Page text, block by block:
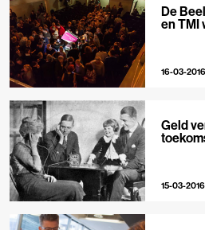
De
en TMI
16-03-2016
Geld
15-03-2016